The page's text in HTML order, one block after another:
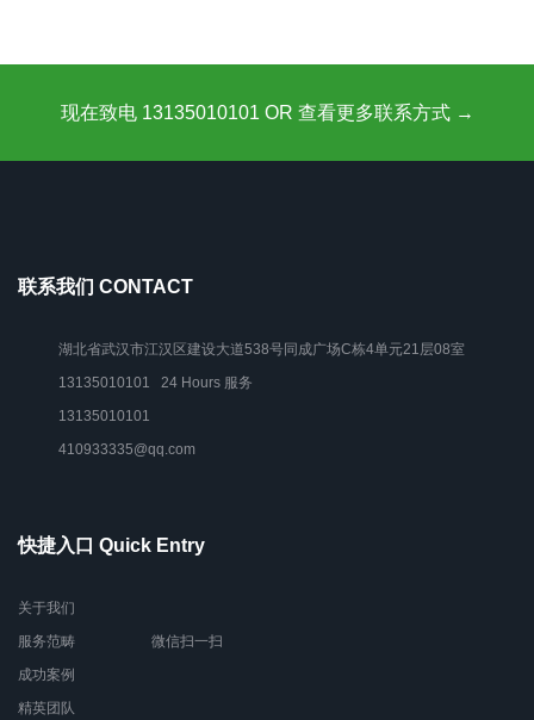
现在致电 13135010101 OR 查看更多联系方式 →
联系我们 CONTACT
湖北省武汉市江汉区建设大道538号同成广场C栋4单元21层08室
13135010101 24 Hours 服务
13135010101
410933335@qq.com
快捷入口 Quick Entry
关于我们
服务范畴
成功案例
精英团队
微信扫一扫